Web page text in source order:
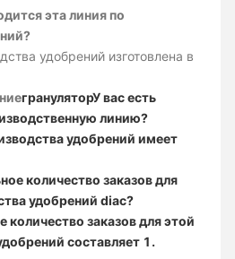
эта линия по
удобрений изготовлена в
грануляторУ вас есть
линию?
удобрений имеет
количество заказов для
удобрений diac?
заказов для этой
составляет 1.